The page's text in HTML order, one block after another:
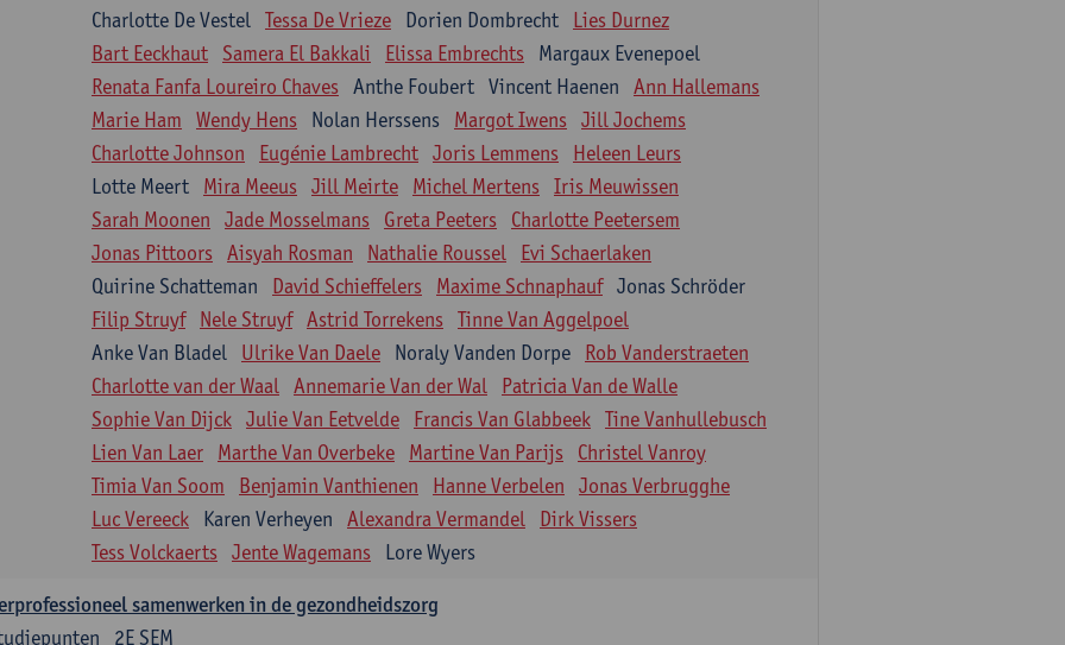
Charlotte De Vestel Tessa De Vrieze Dorien Dombrecht
Lies Durnez
Bart Eeckhaut
Samera El Bakkali Elissa Embrechts
Margaux Evenepoel
Renata Fanfa Loureiro Chaves Anthe Foubert Vincent Haenen
Ann Hallemans
Marie Ham
Wendy Hens Nolan Herssens Margot Iwens Jill Jochems
Charlotte Johnson
Eugénie Lambrecht Joris Lemmens
Heleen Leurs
Lotte Meert
Mira Meeus Jill Meirte Michel Mertens Iris Meuwissen
Sarah Moonen
Jade Mosselmans Greta Peeters
Charlotte Peetersem
Jonas Pittoors Aisyah Rosman Nathalie Roussel
Evi Schaerlaken
Quirine Schatteman
David Schieffelers Maxime Schnaphauf Jonas Schröder
Filip Struyf
Nele Struyf Astrid Torrekens Tinne Van Aggelpoel
Anke Van Bladel
Ulrike Van Daele Noraly Vanden Dorpe
Rob Vanderstraeten
Charlotte van der Waal Annemarie Van der Wal
Patricia Van de Walle
Sophie Van Dijck Julie Van Eetvelde Francis Van Glabbeek Tine Vanhullebusch
Lien Van Laer
Marthe Van Overbeke Martine Van Parijs
Christel Vanroy
Timia Van Soom
Benjamin Vanthienen Hanne Verbelen
Jonas Verbrugghe
Luc Vereeck
Karen Verheyen Alexandra Vermandel
Dirk Vissers
Tess Volckaerts Jente Wagemans Lore Wyers
samenwerken in de gezondheidszorg
2E SEM